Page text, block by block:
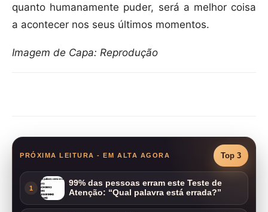
quanto humanamente puder, será a melhor coisa
a acontecer nos seus últimos momentos.
Imagem de Capa: Reprodução
PRÓXIMA LEITURA - EM ALTA AGORA Top 3
1
99% das pessoas erram este Teste de
Atenção: “Qual palavra está errada?”